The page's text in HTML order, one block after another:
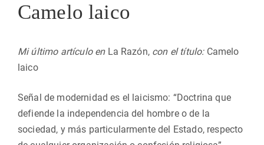
Camelo laico
Mi último artículo enLa Razón, con el título:Camelo
laico
Señal de modernidad es el laicismo: “Doctrina que
defiende la independencia del hombre o de la
sociedad, y más particularmente del Estado, respecto